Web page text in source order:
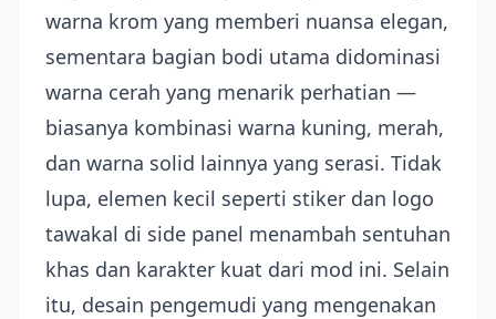
warna krom yang memberi nuansa elegan,
sementara bagian bodi utama didominasi
warna cerah yang menarik perhatian —
biasanya kombinasi warna kuning, merah,
dan warna solid lainnya yang serasi. Tidak
lupa, elemen kecil seperti stiker dan logo
tawakal di side panel menambah sentuhan
khas dan karakter kuat dari mod ini. Selain
itu, desain pengemudi yang mengenakan